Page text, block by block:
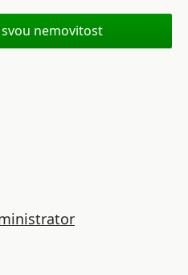
nemovitost